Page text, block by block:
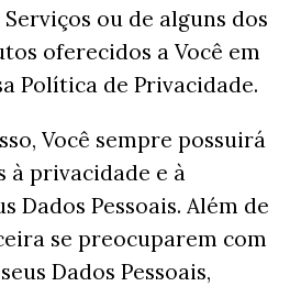
Serviços ou de alguns dos
oferecidos a Você em
Política de Privacidade.
Você sempre possuirá
privacidade e à
Dados Pessoais. Além de
se preocuparem com
Dados Pessoais,